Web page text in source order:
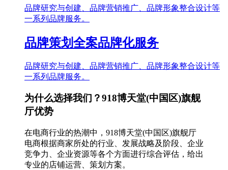
品牌研究与创建、品牌营销推广、品牌形象整合设计等
一系列品牌服务。
品牌策划全案品牌化服务
品牌研究与创建、品牌营销推广、品牌形象整合设计等
一系列品牌服务。
为什么选择我们？918博天堂(中国区)旗舰
厅优势
在电商行业的热潮中，918博天堂(中国区)旗舰厅
电商根据商家所处的行业、发展战略及阶段、企业
竞争力、企业资源等各个方面进行综合评估，给出
专业的店铺运营、策划方案。